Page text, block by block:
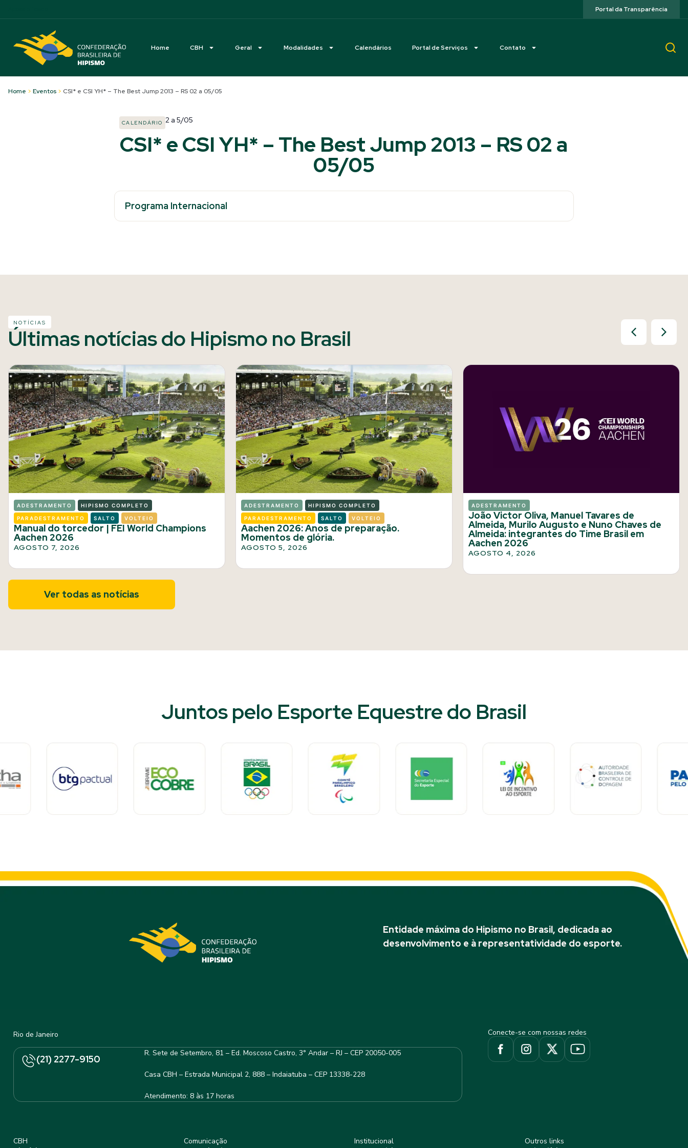
Portal da Transparência
Home CBH Geral Modalidades Calendários Portal de Serviços Contato
Home > Eventos > CSI* e CSI YH* – The Best Jump 2013 – RS 02 a 05/05
CALENDÁRIO 2 a 5/05
CSI* e CSI YH* – The Best Jump 2013 – RS 02 a
05/05
Programa Internacional
NOTÍCIAS
Últimas notícias do Hipismo no Brasil
ADESTRAMENTO HIPISMO COMPLETO
PARADESTRAMENTO SALTO VOLTEIO
Manual do torcedor | FEI World Champions
Aachen 2026
AGOSTO 7, 2026
ADESTRAMENTO HIPISMO COMPLETO
PARADESTRAMENTO SALTO VOLTEIO
Aachen 2026: Anos de preparação.
Momentos de glória.
AGOSTO 5, 2026
ADESTRAMENTO
João Victor Oliva, Manuel Tavares de
Almeida, Murilo Augusto e Nuno Chaves de
Almeida: integrantes do Time Brasil em
Aachen 2026
AGOSTO 4, 2026
Ver todas as notícias
Juntos pelo Esporte Equestre do Brasil​
Entidade máxima do Hipismo no Brasil, dedicada ao
desenvolvimento e à representatividade do esporte.
Rio de Janeiro
(21) 2277-9150
R. Sete de Setembro, 81 – Ed. Moscoso Castro, 3° Andar – RJ – CEP 20050-005
Casa CBH – Estrada Municipal 2, 888 – Indaiatuba – CEP 13338-228
Atendimento: 8 às 17 horas
Conecte-se com nossas redes
CBH Comunicação Institucional Outros links